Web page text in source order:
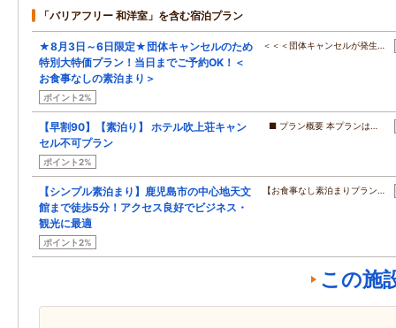
「バリアフリー 和洋室」を含む宿泊プラン
★8月3日～6日限定★団体キャンセルのため
特別大特価プラン！当日までご予約OK！＜
お食事なしの素泊まり＞
ポイント2%
＜＜＜団体キャンセルが発生…
【早割90】【素泊り】 ホテル吹上荘キャン
セル不可プラン
ポイント2%
■ プラン概要 本プランは…
【シンプル素泊まり】鹿児島市の中心地天文
館まで徒歩5分！アクセス良好でビジネス・
観光に最適
ポイント2%
【お食事なし素泊まりプラン…
この施